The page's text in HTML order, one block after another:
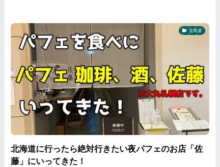
北海道
北海道に行ったら絶対行きたい夜パフェのお店「佐
藤」にいってきた！